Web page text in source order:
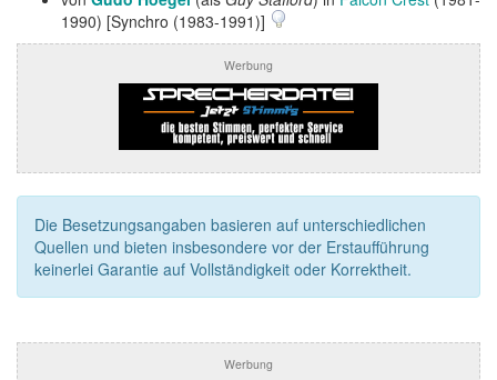
1990) [Synchro (1983-1991)]
Werbung
Die Besetzungsangaben basieren auf unterschiedlichen
Quellen und bieten insbesondere vor der Erstaufführung
keinerlei Garantie auf Vollständigkeit oder Korrektheit.
Werbung